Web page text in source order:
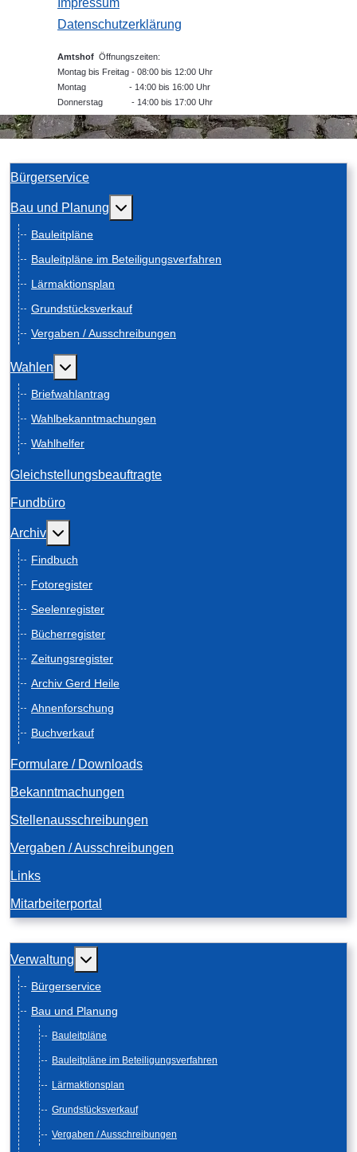
Impressum
Datenschutzerklärung
Amtshof Öffnungszeiten:
Montag bis Freitag - 08:00 bis 12:00 Uhr
Montag - 14:00 bis 16:00 Uhr
Donnerstag - 14:00 bis 17:00 Uhr
Bürgerservice
Bau und Planung Weitere Informationen: Bau und Planung
Bauleitpläne
Bauleitpläne im Beteiligungsverfahren
Lärmaktionsplan
Grundstücksverkauf
Vergaben / Ausschreibungen
Wahlen Weitere Informationen: Wahlen
Briefwahlantrag
Wahlbekanntmachungen
Wahlhelfer
Gleichstellungsbeauftragte
Fundbüro
Archiv Weitere Informationen: Archiv
Findbuch
Fotoregister
Seelenregister
Bücherregister
Zeitungsregister
Archiv Gerd Heile
Ahnenforschung
Buchverkauf
Formulare / Downloads
Bekanntmachungen
Stellenausschreibungen
Vergaben / Ausschreibungen
Links
Mitarbeiterportal
Verwaltung Weitere Informationen: Verwaltung
Bürgerservice
Bau und Planung
Bauleitpläne
Bauleitpläne im Beteiligungsverfahren
Lärmaktionsplan
Grundstücksverkauf
Vergaben / Ausschreibungen